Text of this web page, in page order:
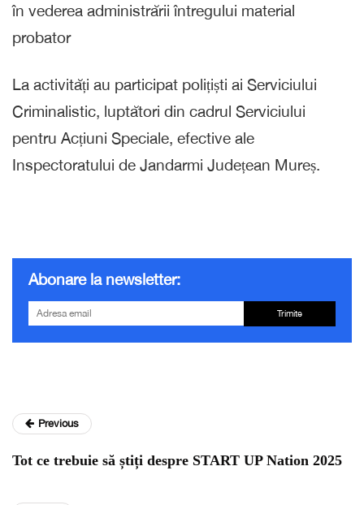
în vederea administrării întregului material
probator
La activități au participat polițiști ai Serviciului
Criminalistic, luptători din cadrul Serviciului
pentru Acțiuni Speciale, efective ale
Inspectoratului de Jandarmi Județean Mureș.
Abonare la newsletter:
Trimite
Previous
Tot ce trebuie să știți despre START UP Nation 2025